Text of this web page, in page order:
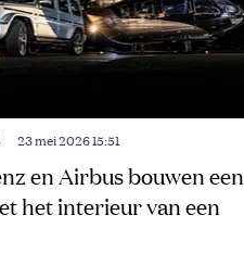
23 mei 2026 15:51
en Airbus bouwen een
het interieur van een